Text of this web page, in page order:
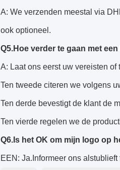
A: We verzenden meestal via
ook optioneel.
Q5.Hoe verder te gaan met
A: Laat ons eerst uw vereisten of
Ten tweede citeren we volgens
Ten derde bevestigt de klant de
Ten vierde regelen we de
Q6.Is het OK om mijn logo op
EEN: Ja.Informeer ons